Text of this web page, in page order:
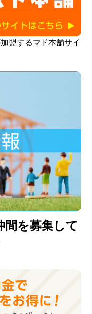
盟するマド本舗サイ
間を募集して